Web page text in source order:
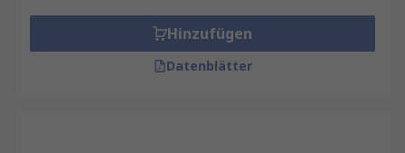
Hinzufügen
Datenblätter